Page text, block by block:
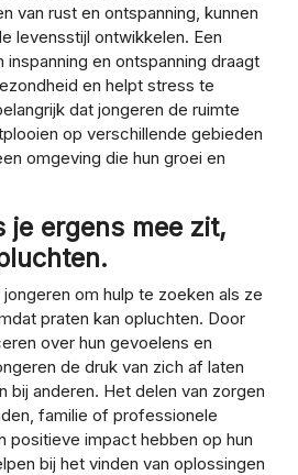
van rust en ontspanning, kunnen
levensstijl ontwikkelen. Een
en ontspanning draagt
en helpt stress te
dat jongeren de ruimte
op verschillende gebieden
omgeving die hun groei en
je ergens mee zit,
om hulp te zoeken als ze
praten kan opluchten. Door
over hun gevoelens en
de druk van zich af laten
bij anderen. Het delen van zorgen
familie of professionele
positieve impact hebben op hun
bij het vinden van oplossingen